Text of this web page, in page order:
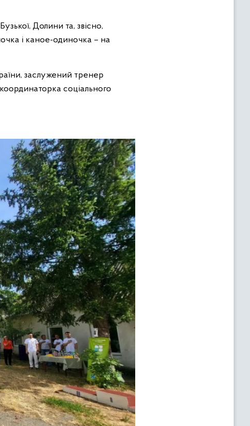
Долини та, звісно,
і каное-одиночка – на
заслужений тренер
соціального